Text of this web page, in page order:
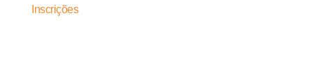
Inscrições